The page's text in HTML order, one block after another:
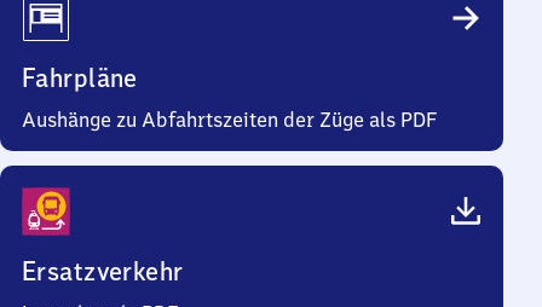
Fahrpläne
Aushänge zu Abfahrtszeiten der Züge als PDF
Ersatzverkehr